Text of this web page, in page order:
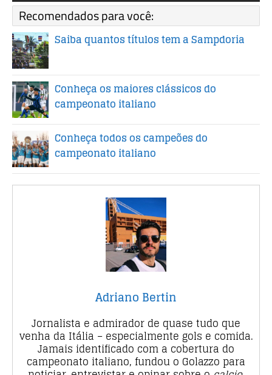
Recomendados para você:
Saiba quantos títulos tem a Sampdoria
Conheça os maiores clássicos do
campeonato italiano
Conheça todos os campeões do
campeonato italiano
Adriano Bertin
Jornalista e admirador de quase tudo que
venha da Itália – especialmente gols e comida.
Jamais identificado com a cobertura do
campeonato italiano, fundou o Golazzo para